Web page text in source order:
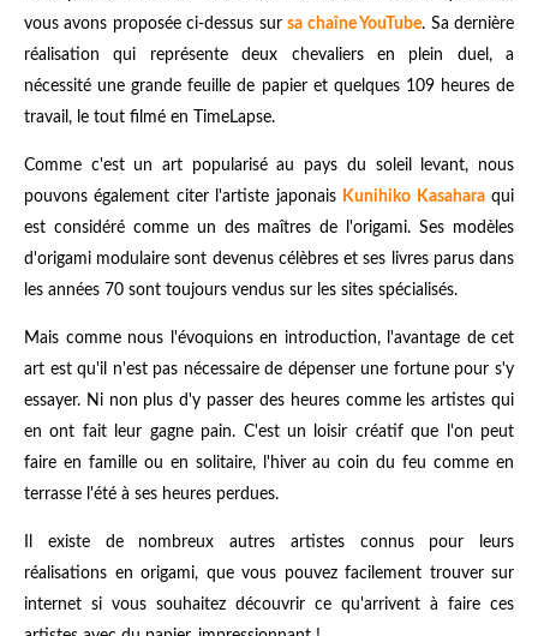
vous avons proposée ci-dessus sursa chaîne YouTube. Sa dernière
réalisation qui représente deux chevaliers en plein duel, a
nécessité une grande feuille de papier et quelques 109 heures de
travail, le tout filmé en TimeLapse.
Comme c'est un art popularisé au pays du soleil levant, nous
pouvons également citer l'artiste japonais Kunihiko Kasaharaqui
est considéré comme un des maîtres de l'origami. Ses modèles
d'origami modulaire sont devenus célèbres et ses livres parus dans
les années 70 sont toujours vendus sur les sites spécialisés.
Mais comme nous l'évoquions en introduction, l'avantage de cet
art est qu'il n'est pas nécessaire de dépenser une fortune pour s'y
essayer. Ni non plus d'y passer des heures comme les artistes qui
en ont fait leur gagne pain. C'est un loisir créatif que l'on peut
faire en famille ou en solitaire, l'hiver au coin du feu comme en
terrasse l'été à ses heures perdues.
Il existe de nombreux autres artistes connus pour leurs
réalisations en origami, que vous pouvez facilement trouver sur
internet si vous souhaitez découvrir ce qu'arrivent à faire ces